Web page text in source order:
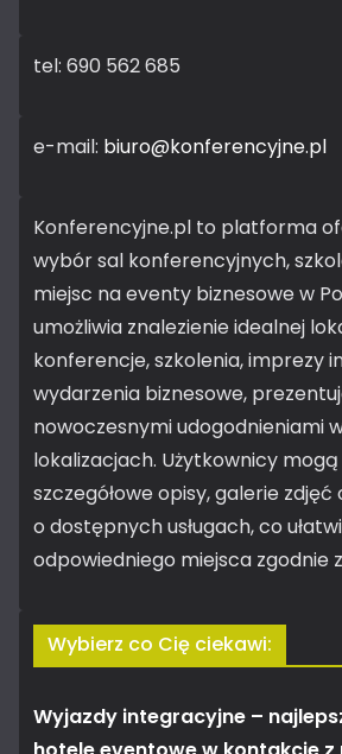
tel: 690 562 685
e-mail: biuro@konferencyjne.pl
Konferencyjne.pl to platforma
wybór sal konferencyjnych,
miejsc na eventy biznesowe w
umożliwia znalezienie idealnej
konferencje, szkolenia, imprezy
wydarzenia biznesowe,
nowoczesnymi udogodnieniami
lokalizacjach. Użytkownicy
szczegółowe opisy, galerie
o dostępnych usługach, co
odpowiedniego miejsca zgodnie
Wybierz co Cię ciekawi:
Wyjazdy integracyjne –